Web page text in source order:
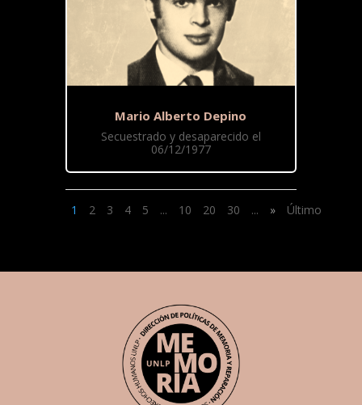
Mario Alberto Depino
Secuestrado y desaparecido el
06/12/1977
1 2 3 4 5 ... 10 20 30 ... » Último